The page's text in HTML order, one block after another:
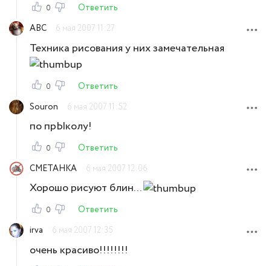
0
Ответить
ABC
6 мая 2007 11:27
Техника рисования у них замечательная
0
Ответить
Souron
6 мая 2007 11:52
по прЫколу!
0
Ответить
CMETAHKA
6 мая 2007 12:06
Хорошо рисуют блин...
0
Ответить
irva
6 мая 2007 12:35
очень красиво!!!!!!!!